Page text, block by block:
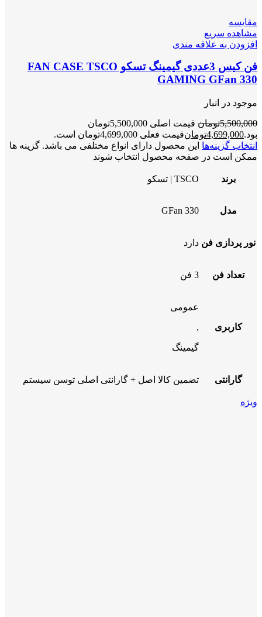
مقایسه
مشاهده سریع
افزودن به علاقه مندی
فن کیس 3عددی گیمینگ تسکو FAN CASE TSCO
GAMING GFan 330
موجود در انبار
5,500,000تومان
قیمت اصلی 5,500,000تومان
بود.4,699,000تومانقیمت فعلی 4,699,000تومان است.
انتخاب گزینه‌ها این محصول دارای انواع مختلفی می باشد. گزینه ها
ممکن است در صفحه محصول انتخاب شوند
برند TSCO | تسکو
مدل GFan 330
نور پردازی فن دارد
تعداد فن 3 فن
کاربری
عمومی
,
گیمینگ
گارانتی تضمین کالا اصل + گارانتی اصلی توسن سیستم
ویژه